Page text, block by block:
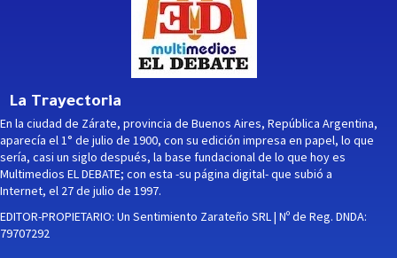
La Trayectoria
En la ciudad de Zárate, provincia de Buenos Aires, República Argentina,
aparecía el 1° de julio de 1900, con su edición impresa en papel, lo que
sería, casi un siglo después, la base fundacional de lo que hoy es
Multimedios EL DEBATE; con esta -su página digital- que subió a
Internet, el 27 de julio de 1997.
EDITOR-PROPIETARIO: Un Sentimiento Zarateño SRL | Nº de Reg. DNDA:
79707292